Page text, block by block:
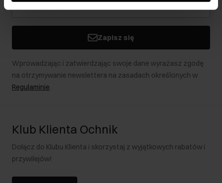
Zapisz się
Wprowadzając i zatwierdzając swoje dane wyrażasz zgodę
na otrzymywanie newslettera na zasadach określonych w
Regulaminie.
Klub Klienta Ochnik
Dołącz do Klubu Klienta i skorzystaj z wyjątkowych rabatów i
przywilejów!